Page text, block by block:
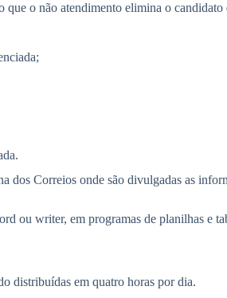
que o não atendimento elimina o candidato
Correios onde são divulgadas as
ou writer, em programas de planilhas e
distribuídas em quatro horas por dia.